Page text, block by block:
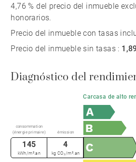
4,76 % del precio del inmueble
honorarios.
Precio del inmueble con tasas
Precio del inmueble sin tasas :
Diagnóstico del
Carcasa de alto
consommation
(énergie primaire)
émission
145
kWh/m².an
4
kg CO₂/m².an